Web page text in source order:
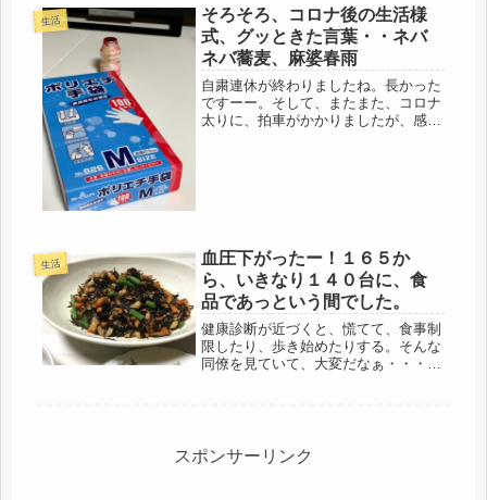
自分ひとりのシフトになった。休みで
も、片方が出勤だと５時に起きてた...
生活
そろそろ、コロナ後の生活様
式、グッときた言葉・・ネバ
ネバ蕎麦、麻婆春雨
自粛連休が終わりましたね。長かった
ですーー。そして、またまた、コロナ
太りに、拍車がかかりましたが、感染
生活
血圧下がったー！１６５か
ら、いきなり１４０台に、食
品であっという間でした。
健康診断が近づくと、慌てて、食事制
限したり、歩き始めたりする。そんな
同僚を見ていて、大変だなぁ・・・と
スポンサーリンク